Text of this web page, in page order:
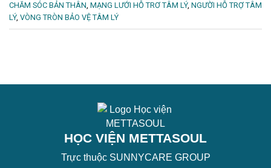
CHĂM SÓC BẢN THÂN, MẠNG LƯỚI HỖ TRƠ TÂM LÝ, NGƯỜI HỖ TRỢ TÂM
LÝ, VÒNG TRÒN BẢO VỆ TÂM LÝ
HỌC VIỆN METTASOUL
Trực thuộc SUNNYCARE GROUP